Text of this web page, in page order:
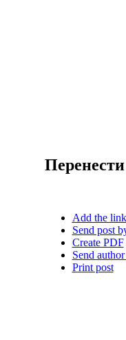
Add the
Send post
Create PDF
Send
Print post